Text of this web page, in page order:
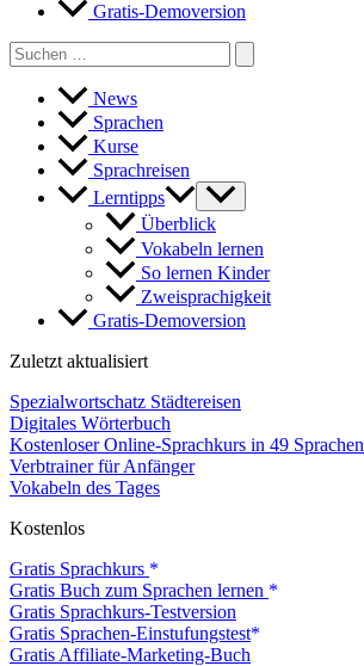
Gratis-Demoversion
Search
for:
News
Sprachen
Kurse
Sprachreisen
Lerntipps
Überblick
Vokabeln lernen
So lernen Kinder
Zweisprachigkeit
Gratis-Demoversion
Zuletzt aktualisiert
Spezialwortschatz Städtereisen
Digitales Wörterbuch
Kostenloser Online-Sprachkurs in 49 Sprachen
Verbtrainer für Anfänger
Vokabeln des Tages
Kostenlos
Gratis Sprachkurs
Gratis Buch zum Sprachen lernen
Gratis Sprachkurs-Testversion
Gratis Sprachen-Einstufungstest
Gratis Affiliate-Marketing-Buch